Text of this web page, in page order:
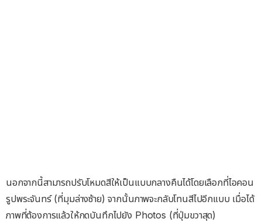
นอกจากนี้สามารถปรับโหมดสีให้เป็นแบบกลางคืนได้โดยเลือกที่ไอคอน
รูปพระจันทร์ (ที่มุมล่างซ้าย) จากนั้นภาพจะกลับโทนสีไปอีกแบบ เมื่อได้
ภาพที่ต้องการแล้วให้กดบันทึกไปยัง Photos (ที่ปุ่มขวาสุด)